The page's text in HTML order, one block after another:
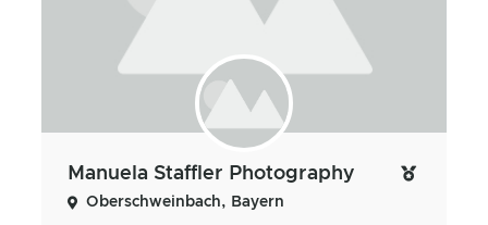
Manuela Staffler Photography
Oberschweinbach, Bayern